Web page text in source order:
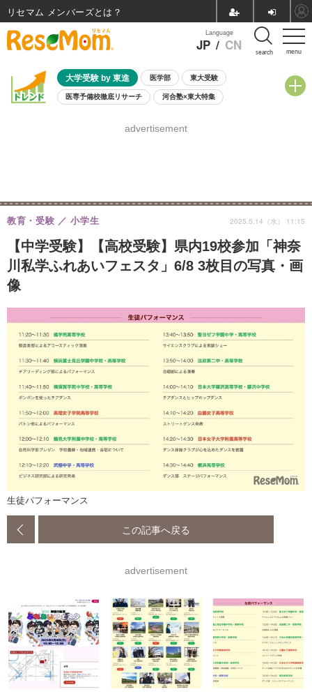
menu
Language
JP / CN search
大学受験 by 東進 医学部 東大受験
医専予備校徹底リサーチ 河合塾×東大特集
8月開催学校説明会・相談会
advertisement
【中学受験】【高校受験】県内19校参加「神奈
川私学ふれあいフェスタ」6/8 3枚目の写真・画
像
教育・受験 小学生 2025.5.14（水） 11:15
生徒パフォーマンス
この記事へ戻る
advertisement
リセマム メンバーズ